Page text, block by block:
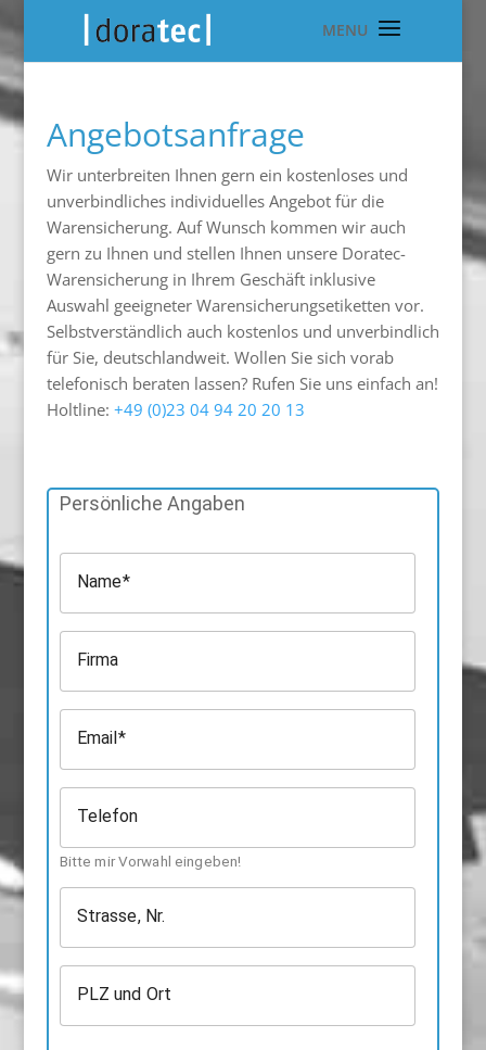
Angebotsanfrage
Wir unterbreiten Ihnen gern ein kostenloses und
unverbindliches individuelles Angebot für die
Warensicherung. Auf Wunsch kommen wir auch
gern zu Ihnen und stellen Ihnen unsere Doratec-
Warensicherung in Ihrem Geschäft inklusive
Auswahl geeigneter Warensicherungsetiketten vor.
Selbstverständlich auch kostenlos und unverbindlich
für Sie, deutschlandweit. Wollen Sie sich vorab
telefonisch beraten lassen? Rufen Sie uns einfach an!
Holtline: +49 (0)23 04 94 20 20 13
Persönliche Angaben
Name
Firma
Email
Telefon
Bitte mir Vorwahl eingeben!
Strasse, Nr.
PLZ und Ort